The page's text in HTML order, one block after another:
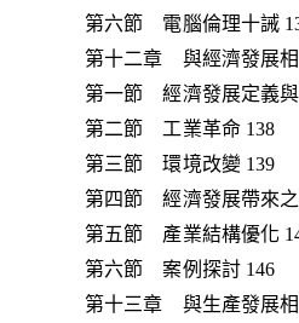
第六節 電腦倫理十誡
第十二章 與經濟發展相
第一節 經濟發展定義與
第二節 工業革命 138
第三節 環境改變 139
第四節 經濟發展帶來之
第五節 產業結構優化
第六節 案例探討 146
第十三章 與生產發展相